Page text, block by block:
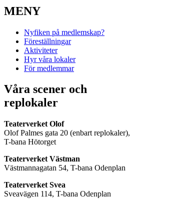
MENY
Nyfiken på medlemskap?
Föreställningar
Aktiviteter
Hyr våra lokaler
För medlemmar
Våra scener och
replokaler
Teaterverket Olof
Olof Palmes gata 20 (enbart replokaler),
T-bana Hötorget
Teaterverket Västman
Västmannagatan 54, T-bana Odenplan
Teaterverket Svea
Sveavägen 114, T-bana Odenplan